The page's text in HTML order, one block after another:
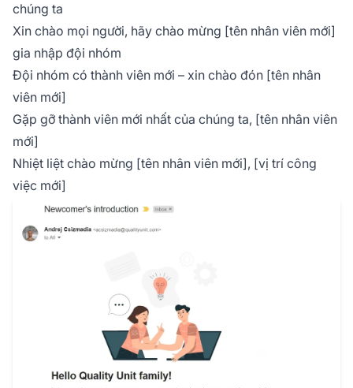
chúng ta
Xin chào mọi người, hãy chào mừng [tên nhân viên mới]
gia nhập đội nhóm
Đội nhóm có thành viên mới – xin chào đón [tên nhân
viên mới]
Gặp gỡ thành viên mới nhất của chúng ta, [tên nhân viên
mới]
Nhiệt liệt chào mừng [tên nhân viên mới], [vị trí công
việc mới]